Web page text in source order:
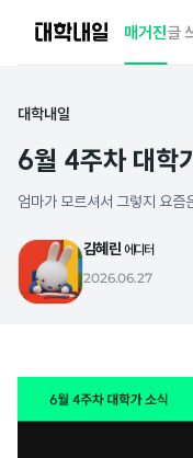
매거진글
대학내일
6월 4주차 대학
엄마가 모르셔서 그렇지 요즘
김혜린 에디터
2026.06.27